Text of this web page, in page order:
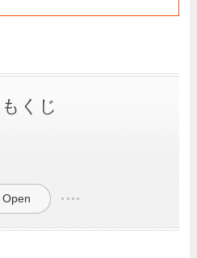
もくじ
Open